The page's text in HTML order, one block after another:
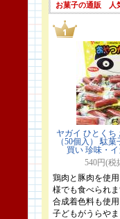
お菓子の通販 人
ヤガイ ひとくち
（50個入） 駄
買い 珍味・
540円(税
鶏肉と豚肉を使
様でも食べられま
合成着色料も使用
子どもがうらや